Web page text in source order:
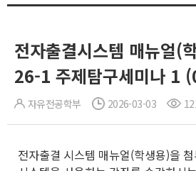
전자출결시스템 매뉴얼(
26-1 주제탐구세미나 1
자유전공학부 2026-03-03
전자출결 시스템 매뉴얼(학생용)을